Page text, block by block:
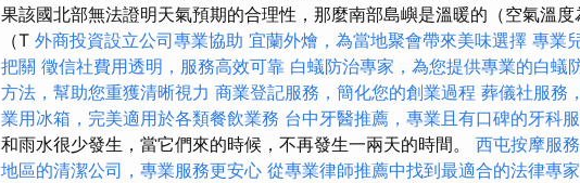
果該國北部無法證明天氣預期的合理性，那麼南部島嶼是溫暖的（空氣溫
（T 外商投資設立公司專業協助 宜蘭外燴，為當地聚會帶來美味選擇 專業
把關 徵信社費用透明，服務高效可靠 白蟻防治專家，為您提供專業的白蟻
方法，幫助您重獲清晰視力 商業登記服務，簡化您的創業過程 葬儀社服務
業用冰箱，完美適用於各類餐飲業務 台中牙醫推薦，專業且有口碑的牙科
和雨水很少發生，當它們來的時候，不再發生一兩天的時間。 西屯按摩服務
地區的清潔公司，專業服務更安心 從專業律師推薦中找到最適合的法律專家